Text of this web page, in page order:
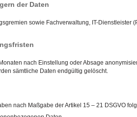
der Daten
sowie Fachverwaltung, IT-Dienstleister
nach Einstellung oder Absage
sämtliche Daten endgültig gelöscht.
nach Maßgabe der Artikel 15 – 21 DSGVO